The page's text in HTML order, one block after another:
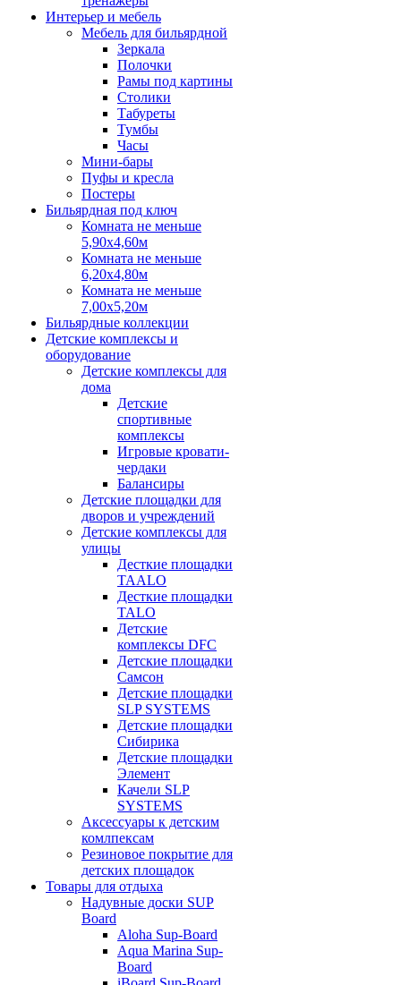
Интерьер и мебель
Мебель для бильярдной
Зеркала
Полочки
Рамы под картины
Столики
Табуреты
Тумбы
Часы
Мини-бары
Пуфы и кресла
Постеры
Бильярдная под ключ
Комната не меньше
5,90х4,60м
Комната не меньше
6,20х4,80м
Комната не меньше
7,00х5,20м
Бильярдные коллекции
Детские комплексы и
оборудование
Детские комплексы для
дома
Детские
спортивные
комплексы
Игровые кровати-
чердаки
Балансиры
Детские площадки для
дворов и учреждений
Детские комплексы для
улицы
Десткие площадки
TAALO
Десткие площадки
TALO
Детские
комплексы DFC
Детские площадки
Самсон
Детские площадки
SLP SYSTEMS
Детские площадки
Сибирика
Детские площадки
Элемент
Качели SLP
SYSTEMS
Аксессуары к детским
комлпексам
Резиновое покрытие для
детских площадок
Товары для отдыха
Надувные доски SUP
Board
Aloha Sup-Board
Aqua Marina Sup-
Board